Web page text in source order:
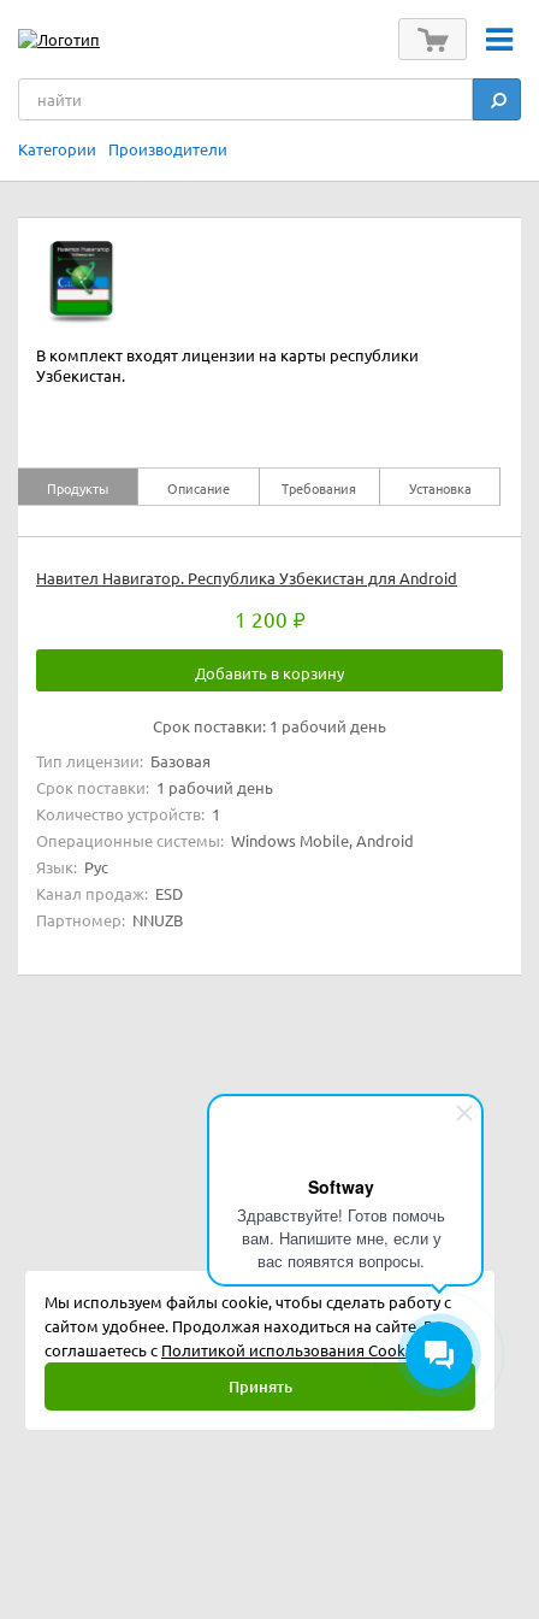
Softway
Здравствуйте! Готов помочь
вам. Напишите мне, если у
вас появятся вопросы.
Категории Производители
В комплект входят лицензии на карты республики
Узбекистан.
Продукты Описание Требования Установка
Навител Навигатор. Республика Узбекистан для Android
1 200
Добавить в корзину
Срок поставки: 1 рабочий день
Тип лицензии: Базовая
Срок поставки: 1 рабочий день
Количество устройств: 1
Операционные системы: Windows Mobile, Android
Язык: Рус
Канал продаж: ESD
Партномер: NNUZB
Мы используем файлы cookie, чтобы сделать работу с
сайтом удобнее. Продолжая находиться на сайте, Вы
соглашаетесь с Политикой использования Cookies.
Принять